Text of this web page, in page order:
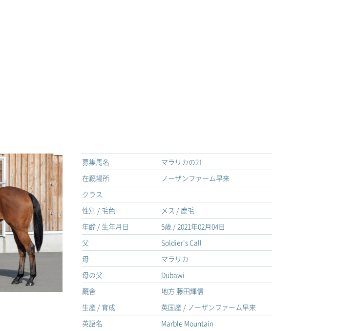
募集馬名
マラリカの21
在厩場所
ノーザンファーム早来
クラス
性別 / 毛色
メス / 鹿毛
年齢 / 生年月日
5歳 / 2021年02月04日
父
Soldier's Call
母
マラリカ
母の父
Dubawi
厩舎
地方 藤田輝信
生産 / 育成
英国産 / ノーザンファーム早来
英語名
Marble Mountain